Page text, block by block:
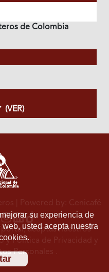
de Colombia
(VER)
su experiencia de
usted acepta nuestra
| Powered by: Cenicafé
aceptas nuestros
yPolítica de Privacidad y
Personales